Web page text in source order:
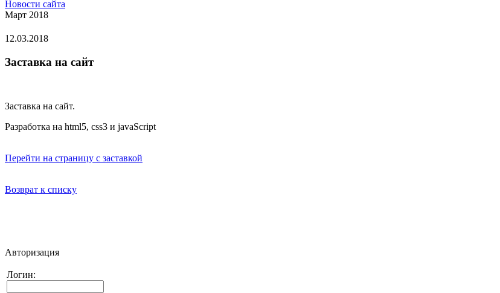
Новости сайта
Март 2018
12.03.2018
Заставка на сайт
Заставка на сайт.
Разработка на html5, css3 и javaScript
Перейти на страницу с заставкой
Возврат к списку
Авторизация
Логин: